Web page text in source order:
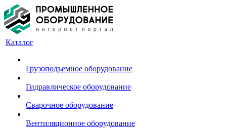
Каталог
Грузоподъемное оборудование
Гидравлическое оборудование
Сварочное оборудование
Вентиляционное оборудование